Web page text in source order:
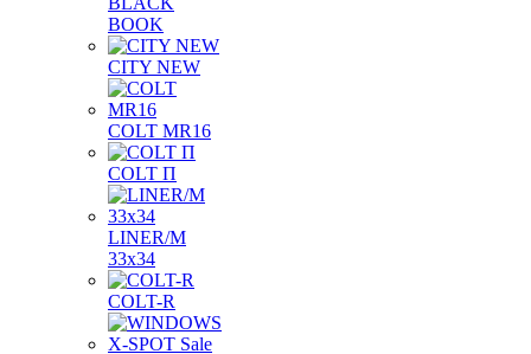
BOOK
CITY NEW
COLT MR16
COLT П
LINER/М
33х34
COLT-R